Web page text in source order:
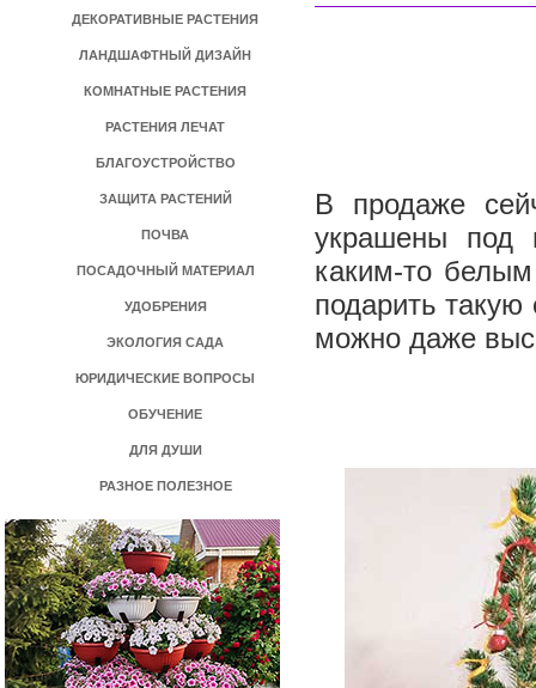
ДЕКОРАТИВНЫЕ РАСТЕНИЯ
ЛАНДШАФТНЫЙ ДИЗАЙН
КОМНАТНЫЕ РАСТЕНИЯ
РАСТЕНИЯ ЛЕЧАТ
БЛАГОУСТРОЙСТВО
ЗАЩИТА РАСТЕНИЙ
ПОЧВА
ПОСАДОЧНЫЙ МАТЕРИАЛ
УДОБРЕНИЯ
ЭКОЛОГИЯ САДА
ЮРИДИЧЕСКИЕ ВОПРОСЫ
ОБУЧЕНИЕ
ДЛЯ ДУШИ
РАЗНОЕ ПОЛЕЗНОЕ
В продаже
украшены под
каким-то
подарить
можно даже